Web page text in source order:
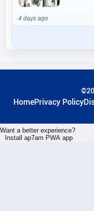
4 days ago
HomePrivacy Policy
Want a better experience?
Install ap7am PWA app